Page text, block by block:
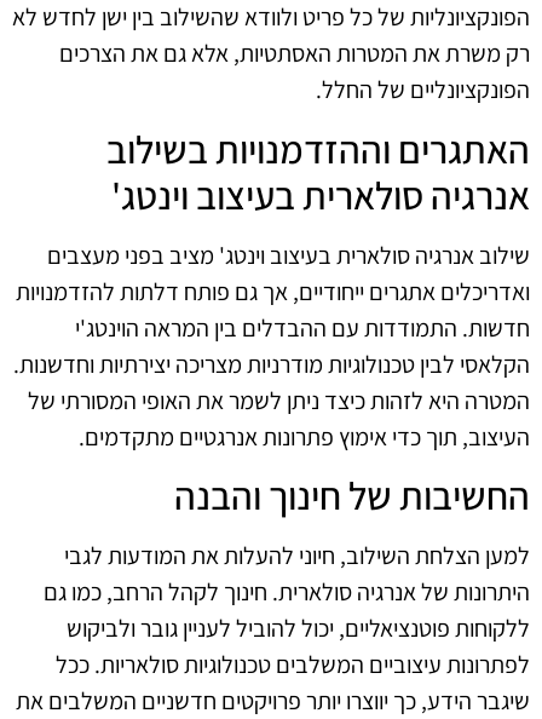
הפונקציונליות של כל פריט ולוודא שהשילוב בין ישן לחדש לא
רק משרת את המטרות האסתטיות, אלא גם את הצרכים
הפונקציונליים של החלל.
האתגרים וההזדמנויות בשילוב
אנרגיה סולארית בעיצוב וינטג'
שילוב אנרגיה סולארית בעיצוב וינטג' מציב בפני מעצבים
ואדריכלים אתגרים ייחודיים, אך גם פותח דלתות להזדמנויות
חדשות. התמודדות עם ההבדלים בין המראה הוינטג'י
הקלאסי לבין טכנולוגיות מודרניות מצריכה יצירתיות וחדשנות.
המטרה היא לזהות כיצד ניתן לשמר את האופי המסורתי של
העיצוב, תוך כדי אימוץ פתרונות אנרגטיים מתקדמים.
החשיבות של חינוך והבנה
למען הצלחת השילוב, חיוני להעלות את המודעות לגבי
היתרונות של אנרגיה סולארית. חינוך לקהל הרחב, כמו גם
ללקוחות פוטנציאליים, יכול להוביל לעניין גובר ולביקוש
לפתרונות עיצוביים המשלבים טכנולוגיות סולאריות. ככל
שיגבר הידע, כך יווצרו יותר פרויקטים חדשניים המשלבים את